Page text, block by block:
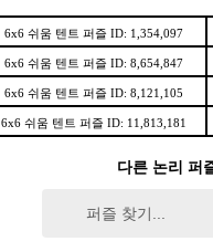
6x6 쉬움 텐트 퍼즐 ID: 1,354,097
6x6 쉬움 텐트 퍼즐 ID: 8,654,847
6x6 쉬움 텐트 퍼즐 ID: 8,121,105
6x6 쉬움 텐트 퍼즐 ID: 11,813,181
다른 논리 퍼